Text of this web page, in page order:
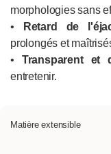
morphologies sans
•
Retard de
prolongés et
• Transparent et
entretenir.
Matière extensible